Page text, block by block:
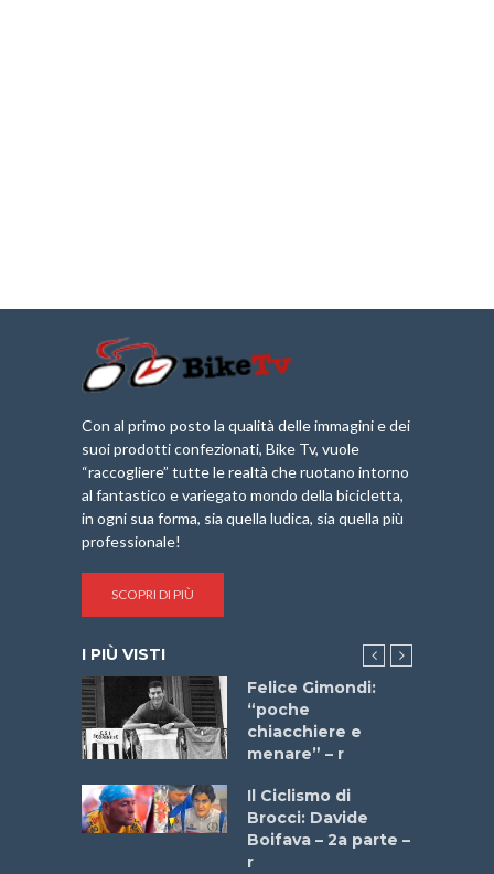
Con al primo posto la qualità delle immagini e dei
suoi prodotti confezionati, Bike Tv, vuole
“raccogliere” tutte le realtà che ruotano intorno
al fantastico e variegato mondo della bicicletta,
in ogni sua forma, sia quella ludica, sia quella più
professionale!
SCOPRI DI PIÙ
I PIÙ VISTI
Felice Gimondi:
“poche
chiacchiere e
menare” – r
Il Ciclismo di
Brocci: Davide
Boifava – 2a parte –
r